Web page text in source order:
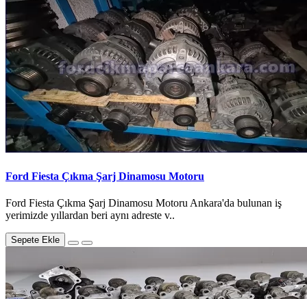
Ford Fiesta Çıkma Şarj Dinamosu Motoru
Ford Fiesta Çıkma Şarj Dinamosu Motoru Ankara'da bulunan iş
yerimizde yıllardan beri aynı adreste v..
Sepete Ekle